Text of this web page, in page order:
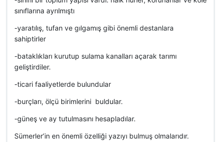
sınıflarına ayrılmıştı
-yaratılış, tufan ve gılgamış gibi önemli destanlara
sahiptirler
-bataklıkları kurutup sulama kanalları açarak tarımı
geliştirdiler.
-ticari faaliyetlerde bulundular
-burçları, ölçü birimlerini buldular.
-güneş ve ay tutulmasını hesapladılar.
Sümerler’in en önemli özelliği yazıyı bulmuş olmalarıdır.